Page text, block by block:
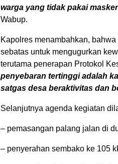
warga yang tidak pakai
Wabup.
Kapolres menambahkan,
sebatas untuk mengugurkan
terutama penerapan Protokol
penyebaran tertinggi adalah
satgas desa beraktivitas dan
Selanjutnya agenda kegiatan
– pemasangan palang jalan di
– penyerahan sembako ke 105